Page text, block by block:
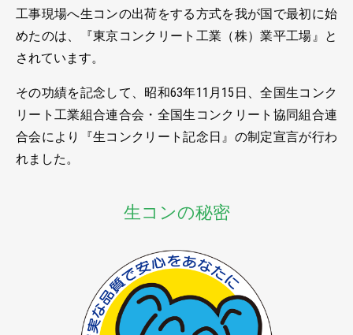
工事現場へ生コンの出荷をする方式を我が国で最初に始
めたのは、『東京コンクリート工業（株）業平工場』と
されています。
その功績を記念して、昭和63年11月15日、全国生コンク
リート工業組合連合会・全国生コンクリート協同組合連
合会により『生コンクリート記念日』の制定宣言が行わ
れました。
生コンの秘密